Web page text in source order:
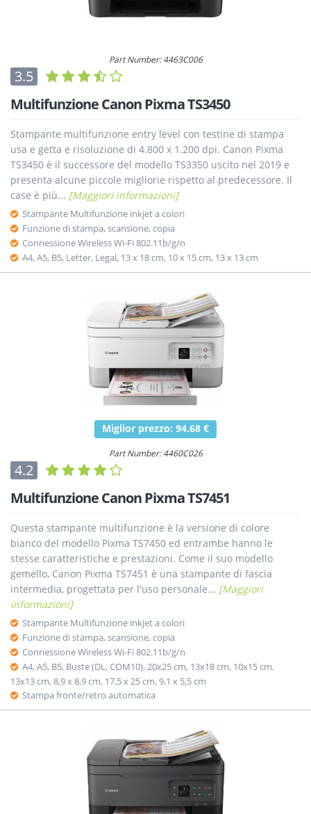
Part Number: 4463C006
3.5
Multifunzione Canon Pixma TS3450
Stampante multifunzione entry level con testine di stampa
usa e getta e risoluzione di 4.800 x 1.200 dpi. Canon Pixma
TS3450 è il successore del modello TS3350 uscito nel 2019 e
presenta alcune piccole migliorie rispetto al predecessore. Il
case è più... [Maggiori informazioni]
Stampante Multifunzione inkjet a colori
Funzione di stampa, scansione, copia
Connessione Wireless Wi-Fi 802.11b/g/n
A4, A5, B5, Letter, Legal, 13 x 18 cm, 10 x 15 cm, 13 x 13 cm
Miglior prezzo: 94.68 €
Part Number: 4460C026
4.2
Multifunzione Canon Pixma TS7451
Questa stampante multifunzione è la versione di colore
bianco del modello Pixma TS7450 ed entrambe hanno le
stesse caratteristiche e prestazioni. Come il suo modello
gemello, Canon Pixma TS7451 è una stampante di fascia
intermedia, progettata per l'uso personale... [Maggiori
informazioni]
Stampante Multifunzione inkjet a colori
Funzione di stampa, scansione, copia
Connessione Wireless Wi-Fi 802.11b/g/n
A4, A5, B5, Buste (DL, COM10), 20x25 cm, 13x18 cm, 10x15 cm,
13x13 cm, 8,9 x 8,9 cm, 17,5 x 25 cm, 9,1 x 5,5 cm
Stampa fronte/retro automatica